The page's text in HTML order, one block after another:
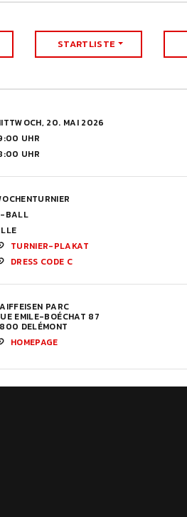
STARTLISTE
20. MAI 2026
UHR
UHR
BALL
TURNIER-PLAKAT
DRESS CODE C
PARC
EMILE-BOÉCHAT 87
DELÉMONT
HOMEPAGE